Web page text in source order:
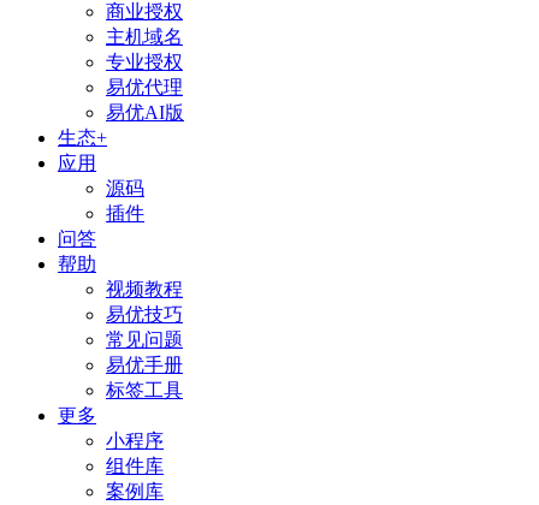
商业授权
主机域名
专业授权
易优代理
易优AI版
生态+
应用
源码
插件
问答
帮助
视频教程
易优技巧
常见问题
易优手册
标签工具
更多
小程序
组件库
案例库